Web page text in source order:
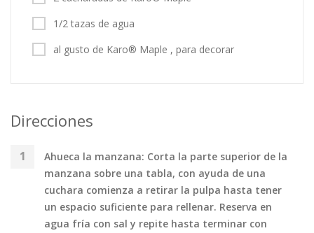
1/2 tazas de agua
al gusto de Karo® Maple , para decorar
Direcciones
Ahueca la manzana: Corta la parte superior de la
manzana sobre una tabla, con ayuda de una
cuchara comienza a retirar la pulpa hasta tener
un espacio suficiente para rellenar. Reserva en
agua fría con sal y repite hasta terminar con